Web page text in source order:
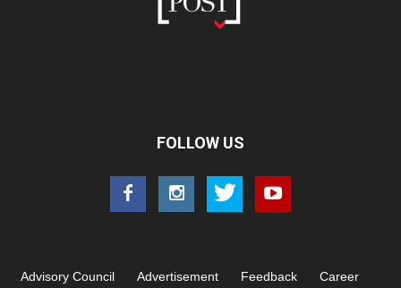
FOLLOW US
Advisory Council Advertisement Feedback Career